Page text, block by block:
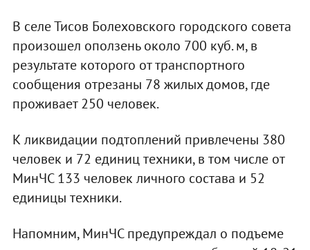
В селе Тисов Болеховского городского совета
произошел оползень около 700 куб. м, в
результате которого от транспортного
сообщения отрезаны 78 жилых домов, где
проживает 250 человек.
К ликвидации подтоплений привлечены 380
человек и 72 единиц техники, в том числе от
МинЧС 133 человек личного состава и 52
единицы техники.
Напомним, МинЧС предупреждал о подъеме